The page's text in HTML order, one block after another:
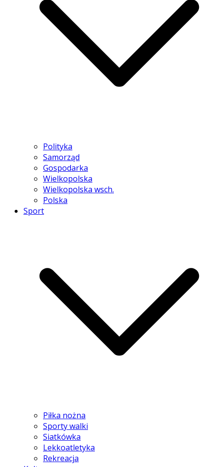
Polityka
Samorząd
Gospodarka
Wielkopolska
Wielkopolska wsch.
Polska
Sport
Piłka nożna
Sporty walki
Siatkówka
Lekkoatletyka
Rekreacja